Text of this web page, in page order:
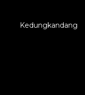
Kedungkandang